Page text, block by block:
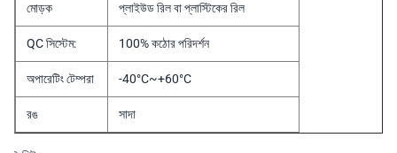
মোড়ক প্লাইউড রিল বা প্লাস্টিকের রিল
QC সিস্টেম: 100% কঠোর পরিদর্শন
অপারেটিং টেম্পরা -40°C~+60°C
রঙ সাদা